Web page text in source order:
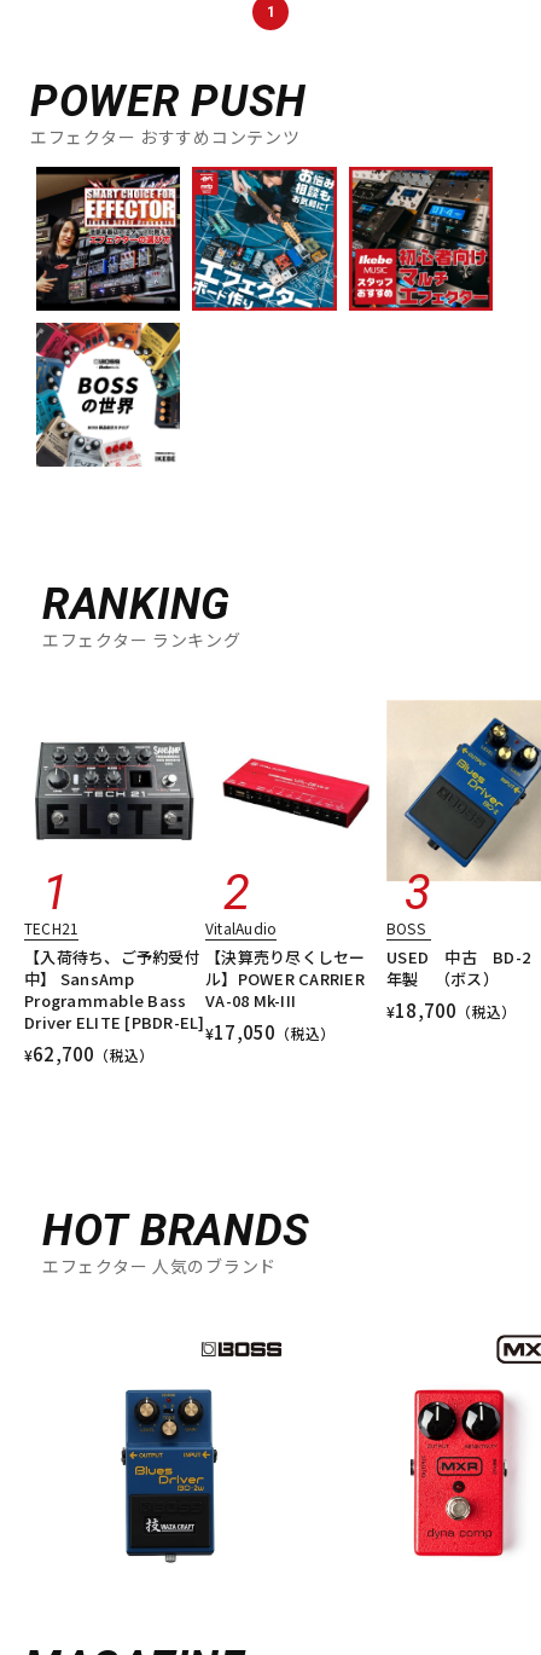
配信/ライブ機器
中古 ヴィンテージ
1
POWER PUSH
エフェクター おすすめコンテンツ
RANKING
エフェクター ランキング
TECH21
【入荷待ち、ご予約受付
中】 SansAmp
Programmable Bass
Driver ELITE [PBDR-EL]
¥62,700 （税込）
VitalAudio
【決算売り尽くしセー
ル】POWER CARRIER
VA-08 Mk-III
¥17,050 （税込）
BOSS
USED 中古 BD-2
年製 （ボス）
¥18,700 （税込）
HOT BRANDS
エフェクター 人気のブランド